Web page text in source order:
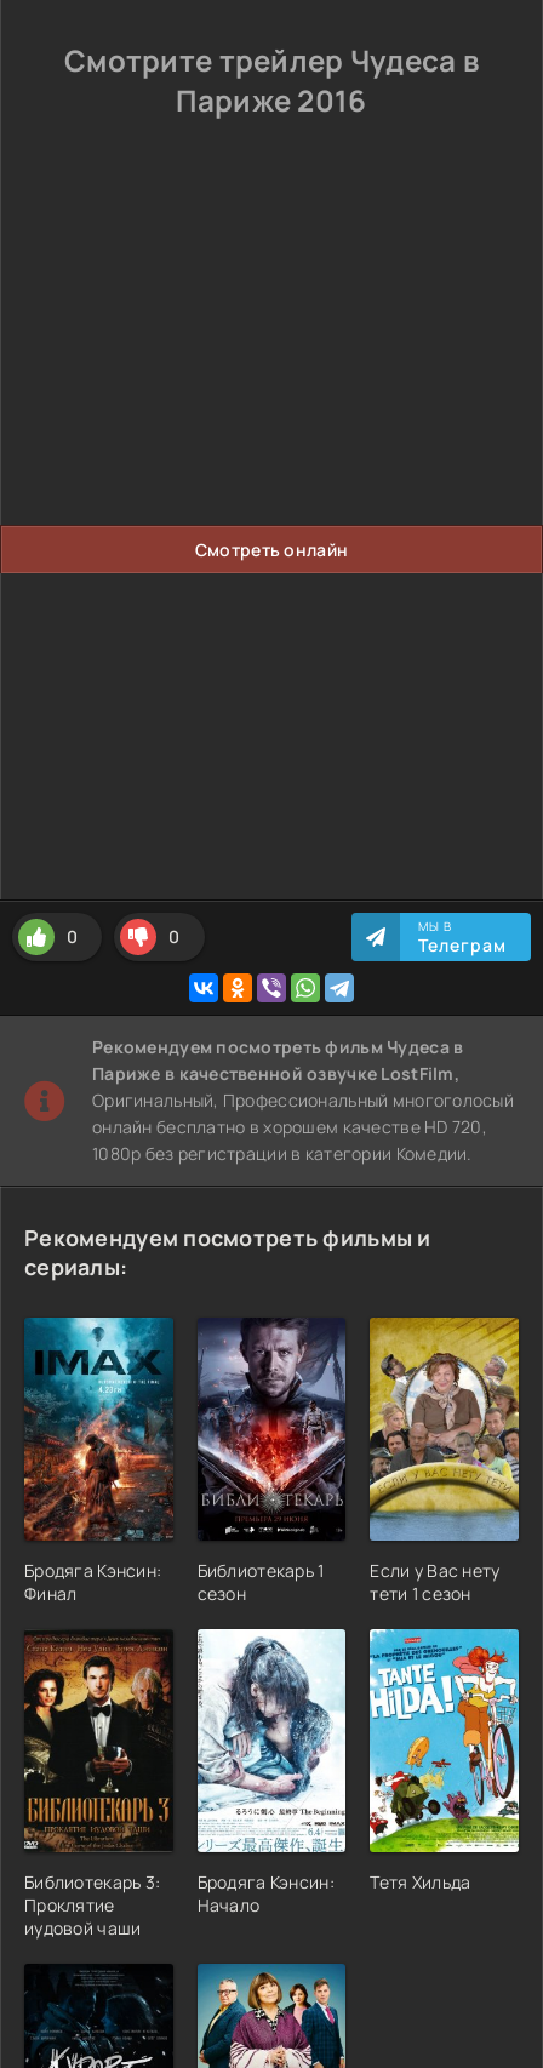
Смотрите трейлер Чудеса в
Париже 2016
Смотреть онлайн
0 0 МЫ В
Телеграм
Рекомендуем посмотреть фильм Чудеса в
Париже в качественной озвучке LostFilm,
Оригинальный, Профессиональный многоголосый
онлайн бесплатно в хорошем качестве HD 720,
1080p без регистрации в категории Комедии.
Рекомендуем посмотреть фильмы и
сериалы:
Бродяга Кэнсин:
Финал
Библиотекарь 1
сезон
Если у Вас нету
тети 1 сезон
Библиотекарь 3:
Проклятие
иудовой чаши
Бродяга Кэнсин:
Начало
Тетя Хильда